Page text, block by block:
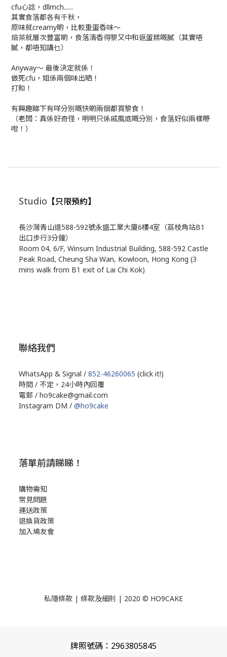
cfu心諗，dllmch......
其實食落都各有千秋，
原味就creamy啲，比較重蛋香味～
焙茶就層次豐富啲，食落清香得黎又中和返蛋糕嘅膩（其實唔
膩，都唔知講乜）
Anyway～ 最後決定就係！
做死cfu，姐係兩個味出晒！
打和！
有興趣睇下有咩分別嘅快啲兩個都買黎食！
（老闆：真係好奇怪，明明只係戚風底嘅分別，食落好似兩樣嘢
咁！）
Studio 【只限預約】
長沙灣青山道588-592號永盛工業大廈6樓4室（荔枝角站B1
出口步行3分鐘）
Room 04, 6/F, Winsum Industrial Building, 588-592 Castle
Peak Road, Cheung Sha Wan, Kowloon, Hong Kong (3
mins walk from B1 exit of Lai Chi Kok)
聯絡我們
WhatsApp & Signal / 852-46260065 (click it!)
時間 / 不定，24小時內回覆
電郵 / ho9cake@gmail.com
Instagram DM / @ho9cake
落單前請睇睇！
購物需知
常見問題
運送政策
退換貨政策
加入鳩友會
私隱條款 | 條款及細則 | 2020 © HO9CAKE
牌照號碼：2963805845